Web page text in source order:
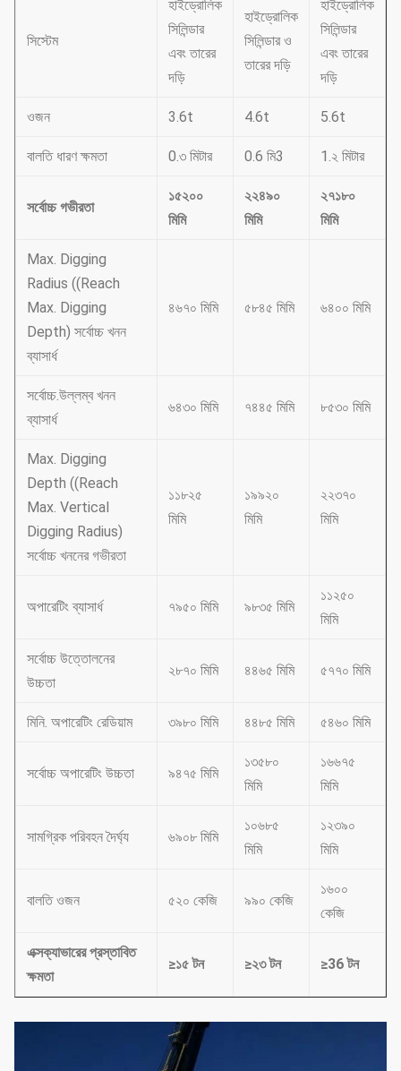
সিস্টেম
হাইড্রোলিক
সিলিন্ডার
এবং তারের
দড়ি
হাইড্রোলিক
সিলিন্ডার ও
তারের দড়ি
হাইড্রোলিক
সিলিন্ডার
এবং তারের
দড়ি
ওজন 3.6t 4.6t 5.6t
বালতি ধারণ ক্ষমতা 0.৩ মিটার 0.6 মি3 1.২ মিটার
সর্বোচ্চ গভীরতা
১৫২০০
মিমি
২২৪৯০
মিমি
২৭১৮০
মিমি
Max. Digging
Radius ((Reach
Max. Digging
Depth) সর্বোচ্চ খনন
ব্যাসার্ধ
৪৬৭০ মিমি ৫৮৪৫ মিমি ৬৪০০ মিমি
সর্বোচ্চ.উল্লম্ব খনন
ব্যাসার্ধ
৬৪৩০ মিমি ৭৪৪৫ মিমি ৮৫৩০ মিমি
Max. Digging
Depth ((Reach
Max. Vertical
Digging Radius)
সর্বোচ্চ খননের গভীরতা
১১৮২৫
মিমি
১৯৯২০
মিমি
২২৩৭০
মিমি
অপারেটিং ব্যাসার্ধ ৭৯৫০ মিমি ৯৮৩৫ মিমি
১১২৫০
মিমি
সর্বোচ্চ উত্তোলনের
উচ্চতা
২৮৭০ মিমি ৪৪৬৫ মিমি ৫৭৭০ মিমি
মিনি. অপারেটিং রেডিয়াম ৩৯৮০ মিমি ৪৪৮৫ মিমি ৫৪৬০ মিমি
সর্বোচ্চ অপারেটিং উচ্চতা ৯৪৭৫ মিমি
১৩৫৮০
মিমি
১৬৬৭৫
মিমি
সামগ্রিক পরিবহন দৈর্ঘ্য ৬৯০৮ মিমি
১০৬৮৫
মিমি
১২৩৯০
মিমি
বালতি ওজন ৫২০ কেজি ৯৯০ কেজি
১৬০০
কেজি
এক্সক্যাভারের প্রস্তাবিত
ক্ষমতা
≥১৫ টন ≥২৩ টন ≥36 টন